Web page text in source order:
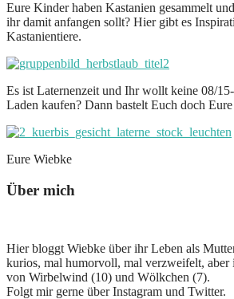
Eure Kinder haben Kastanien gesammelt
ihr damit anfangen sollt? Hier gibt es
Kastanientiere.
Es ist Laternenzeit und Ihr wollt keine 08/
Laden kaufen? Dann bastelt Euch doch
Eure Wiebke
Über mich
Hier bloggt Wiebke über ihr Leben als
kurios, mal humorvoll, mal verzweifelt,
von Wirbelwind (10) und Wölkchen (7).
Folgt mir gerne über Instagram und Twitter.